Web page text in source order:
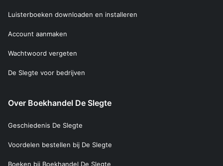
Luisterboeken downloaden en installeren
Account aanmaken
Wachtwoord vergeten
De Slegte voor bedrijven
Over Boekhandel De Slegte
Geschiedenis De Slegte
Voordelen bestellen bij De Slegte
Boeken bij Boekhandel De Slegte